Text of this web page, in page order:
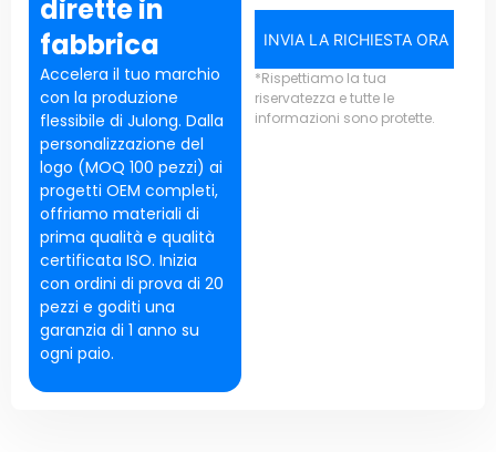
INVIA LA RICHIESTA ORA
*Rispettiamo la tua
riservatezza e tutte le
informazioni sono protette.
dirette in
fabbrica
Accelera il tuo marchio
con la produzione
flessibile di Julong. Dalla
personalizzazione del
logo (MOQ 100 pezzi) ai
progetti OEM completi,
offriamo materiali di
prima qualità e qualità
certificata ISO. Inizia
con ordini di prova di 20
pezzi e goditi una
garanzia di 1 anno su
ogni paio.